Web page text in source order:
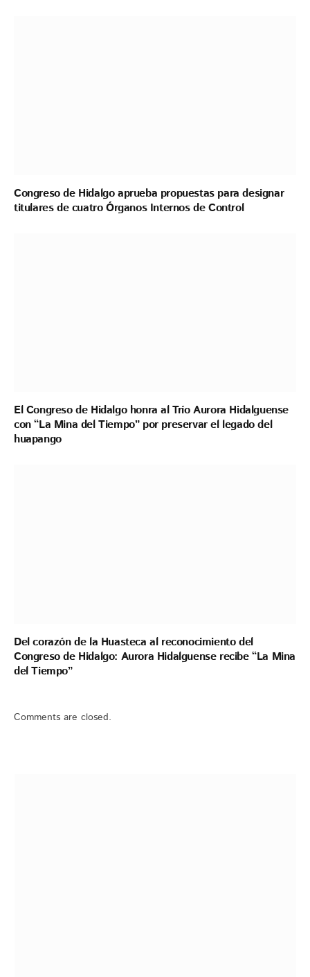
Congreso de Hidalgo aprueba propuestas para designar
titulares de cuatro Órganos Internos de Control
El Congreso de Hidalgo honra al Trío Aurora Hidalguense
con “La Mina del Tiempo” por preservar el legado del
huapango
Del corazón de la Huasteca al reconocimiento del
Congreso de Hidalgo: Aurora Hidalguense recibe “La Mina
del Tiempo”
Comments are closed.